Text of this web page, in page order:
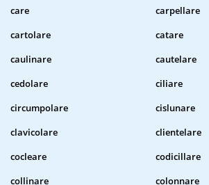
care
carpellare
cartolare
catare
caulinare
cautelare
cedolare
ciliare
circumpolare
cislunare
clavicolare
clientelare
cocleare
codicillare
collinare
colonnare